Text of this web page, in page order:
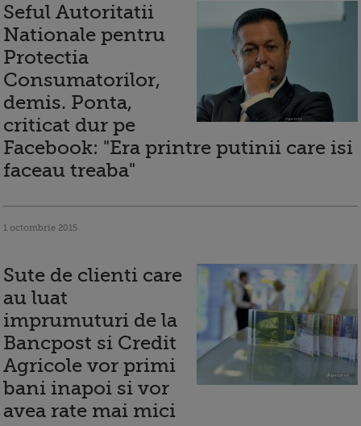
Seful Autoritatii
Nationale pentru
Protectia
Consumatorilor,
demis. Ponta,
criticat dur pe
Facebook: "Era printre putinii care isi
faceau treaba"
1 octombrie 2015
Sute de clienti care
au luat
imprumuturi de la
Bancpost si Credit
Agricole vor primi
bani inapoi si vor
avea rate mai mici